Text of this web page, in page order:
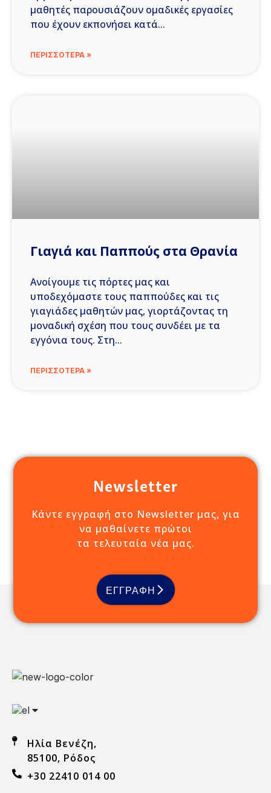
μαθητές παρουσιάζουν ομαδικές εργασίες
που έχουν εκπονήσει κατά
ΠΕΡΙΣΣΟΤΕΡΑ »
Γιαγιά και Παππούς στα Θρανία
Ανοίγουμε τις πόρτες μας και
υποδεχόμαστε τους παππούδες και τις
γιαγιάδες μαθητών μας, γιορτάζοντας τη
μοναδική σχέση που τους συνδέει με τα
εγγόνια τους. Στη
ΠΕΡΙΣΣΟΤΕΡΑ »
Newsletter
Κάντε εγγραφή στο Newsletter μας, για
να μαθαίνετε πρώτοι
τα τελευταία νέα μας.
ΕΓΓΡΑΦΗ
Ηλία Βενέζη,
85100, Ρόδος
+30 22410 014 00